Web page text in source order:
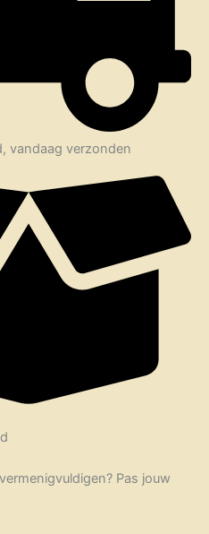
vandaag verzonden
Pas jouw